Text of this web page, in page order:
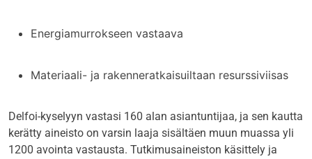
Energiamurrokseen vastaava
Materiaali- ja rakenneratkaisuiltaan resurssiviisas
Delfoi-kyselyyn vastasi 160 alan asiantuntijaa, ja sen kautta
kerätty aineisto on varsin laaja sisältäen muun muassa yli
1200 avointa vastausta. Tutkimusaineiston käsittely ja